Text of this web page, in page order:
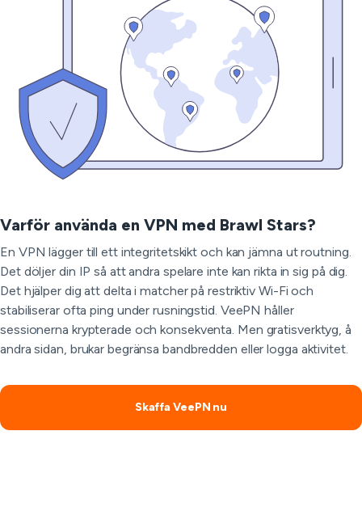
Varför använda en VPN med Brawl Stars?
En VPN lägger till ett integritetskikt och kan jämna ut routning.
Det döljer din IP så att andra spelare inte kan rikta in sig på dig.
Det hjälper dig att delta i matcher på restriktiv Wi-Fi och
stabiliserar ofta ping under rusningstid. VeePN håller
sessionerna krypterade och konsekventa. Men gratisverktyg, å
andra sidan, brukar begränsa bandbredden eller logga aktivitet.
Skaffa VeePN nu